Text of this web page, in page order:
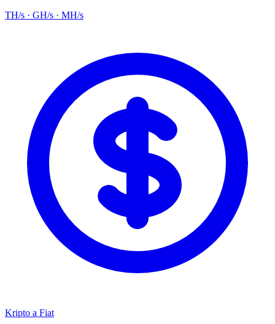
TH/s · GH/s · MH/s
Kripto a Fiat